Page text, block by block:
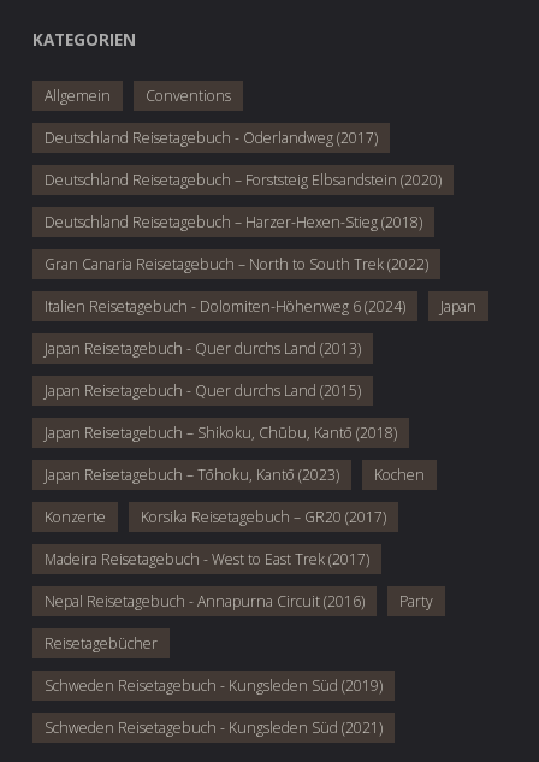
KATEGORIEN
Allgemein Conventions
Deutschland Reisetagebuch - Oderlandweg (2017)
Deutschland Reisetagebuch – Forststeig Elbsandstein (2020)
Deutschland Reisetagebuch – Harzer-Hexen-Stieg (2018)
Gran Canaria Reisetagebuch – North to South Trek (2022)
Italien Reisetagebuch - Dolomiten-Höhenweg 6 (2024) Japan
Japan Reisetagebuch - Quer durchs Land (2013)
Japan Reisetagebuch - Quer durchs Land (2015)
Japan Reisetagebuch – Shikoku, Chūbu, Kantō (2018)
Japan Reisetagebuch – Tōhoku, Kantō (2023) Kochen
Konzerte Korsika Reisetagebuch – GR20 (2017)
Madeira Reisetagebuch - West to East Trek (2017)
Nepal Reisetagebuch - Annapurna Circuit (2016) Party
Reisetagebücher
Schweden Reisetagebuch - Kungsleden Süd (2019)
Schweden Reisetagebuch - Kungsleden Süd (2021)